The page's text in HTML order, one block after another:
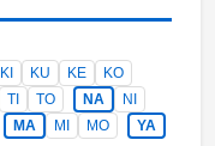
KI KU KE
KO
TI TO NA
NI
MA MI MO
YA